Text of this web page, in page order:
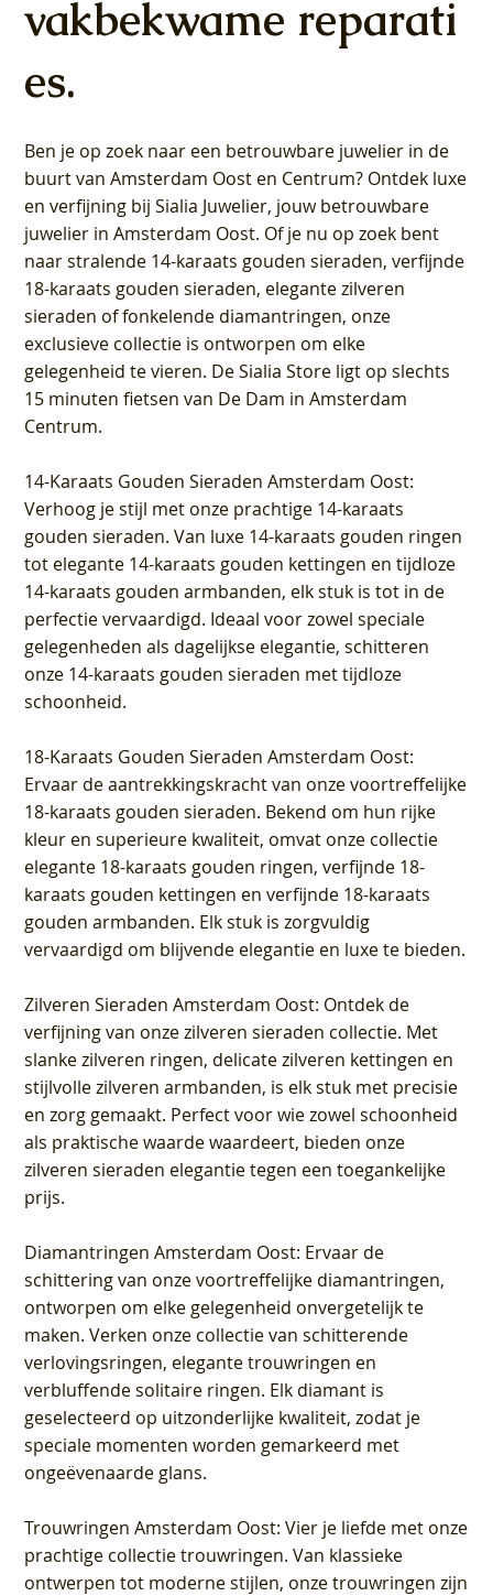
vakbekwame reparati
es.
Ben je op zoek naar een betrouwbare juwelier in de
buurt van Amsterdam Oost en Centrum? Ontdek luxe
en verfijning bij Sialia Juwelier, jouw betrouwbare
juwelier in Amsterdam Oost. Of je nu op zoek bent
naar stralende 14-karaats gouden sieraden, verfijnde
18-karaats gouden sieraden, elegante zilveren
sieraden of fonkelende diamantringen, onze
exclusieve collectie is ontworpen om elke
gelegenheid te vieren. De Sialia Store ligt op slechts
15 minuten fietsen van De Dam in Amsterdam
Centrum.
14-Karaats Gouden Sieraden Amsterdam Oost:
Verhoog je stijl met onze prachtige 14-karaats
gouden sieraden. Van luxe 14-karaats gouden ringen
tot elegante 14-karaats gouden kettingen en tijdloze
14-karaats gouden armbanden, elk stuk is tot in de
perfectie vervaardigd. Ideaal voor zowel speciale
gelegenheden als dagelijkse elegantie, schitteren
onze 14-karaats gouden sieraden met tijdloze
schoonheid.
18-Karaats Gouden Sieraden Amsterdam Oost:
Ervaar de aantrekkingskracht van onze voortreffelijke
18-karaats gouden sieraden. Bekend om hun rijke
kleur en superieure kwaliteit, omvat onze collectie
elegante 18-karaats gouden ringen, verfijnde 18-
karaats gouden kettingen en verfijnde 18-karaats
gouden armbanden. Elk stuk is zorgvuldig
vervaardigd om blijvende elegantie en luxe te bieden.
Zilveren Sieraden Amsterdam Oost: Ontdek de
verfijning van onze zilveren sieraden collectie. Met
slanke zilveren ringen, delicate zilveren kettingen en
stijlvolle zilveren armbanden, is elk stuk met precisie
en zorg gemaakt. Perfect voor wie zowel schoonheid
als praktische waarde waardeert, bieden onze
zilveren sieraden elegantie tegen een toegankelijke
prijs.
Diamantringen Amsterdam Oost: Ervaar de
schittering van onze voortreffelijke diamantringen,
ontworpen om elke gelegenheid onvergetelijk te
maken. Verken onze collectie van schitterende
verlovingsringen, elegante trouwringen en
verbluffende solitaire ringen. Elk diamant is
geselecteerd op uitzonderlijke kwaliteit, zodat je
speciale momenten worden gemarkeerd met
ongeëvenaarde glans.
Trouwringen Amsterdam Oost: Vier je liefde met onze
prachtige collectie trouwringen. Van klassieke
ontwerpen tot moderne stijlen, onze trouwringen zijn